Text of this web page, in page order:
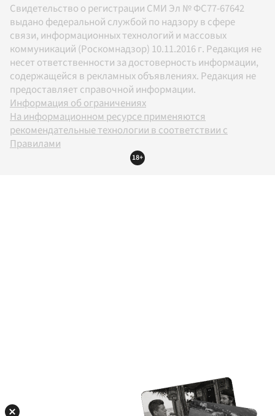
Свидетельство о регистрации СМИ Эл № ФС77-67642
выдано федеральной службой по надзору в сфере
связи, информационных технологий и массовых
коммуникаций (Роскомнадзор) 10.11.2016 г. Редакция не
несет ответственности за достоверность информации,
содержащейся в рекламных объявлениях. Редакция не
предоставляет справочной информации.
Информация об ограничениях
На информационном ресурсе применяются
рекомендательные технологии в соответствии с
Правилами
18+